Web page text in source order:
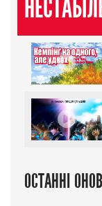
ОСТАННІ